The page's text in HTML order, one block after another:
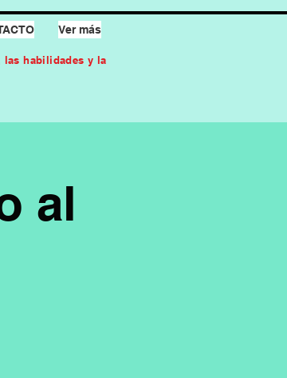
Ver más
habilidades y la
al